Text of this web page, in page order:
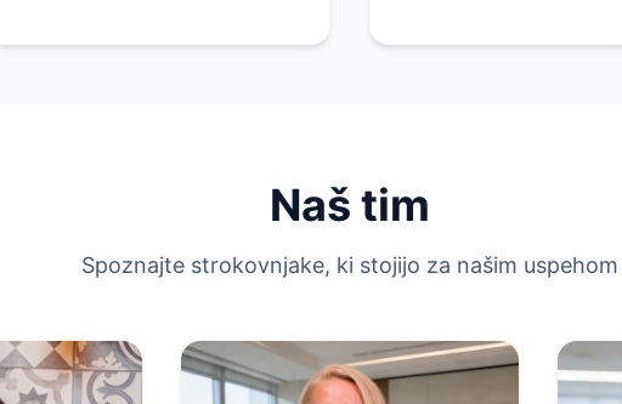
Naš tim
Spoznajte strokovnjake, ki stojijo za našim uspehom